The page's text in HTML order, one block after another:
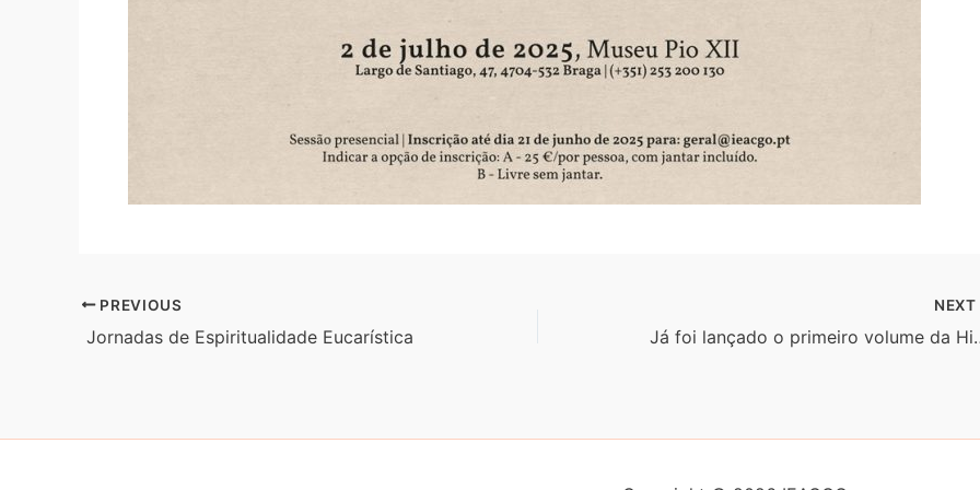
PREVIOUS
Jornadas de Espiritualidade Eucarística
NEXT
Já foi lançado o primeiro